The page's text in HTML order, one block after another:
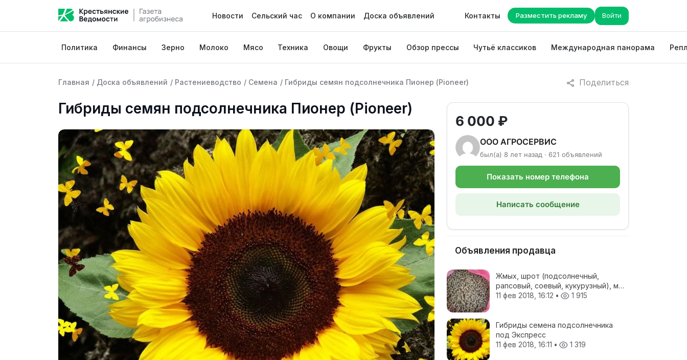
Новости Сельский час О компании Доска объявлений Контакты Разместить рекламу Войти
Политика Финансы Зерно Молоко Мясо Техника Овощи Фрукты Обзор прессы Чутьё классиков Международная панорама
Поделиться
Главная / Доска объявлений / Растениеводство / Семена / Гибриды семян подсолнечника Пионер (Pioneer)
Гибриды семян подсолнечника Пионер (Pioneer)
6 000 ₽
ООО АГРОСЕРВИС
был(а) 8 лет назад · 621 объявлений
Показать номер телефона
Написать сообщение
Объявления продавца
Жмых, шрот (подсолнечный,
рапсовый, соевый, кукурузный), мел
кормовой, отруби пшеничные, жом
11 фев 2018, 16:12 • 1 915
Гибриды семена подсолнечника
под Экспресс
11 фев 2018, 16:11 • 1 319